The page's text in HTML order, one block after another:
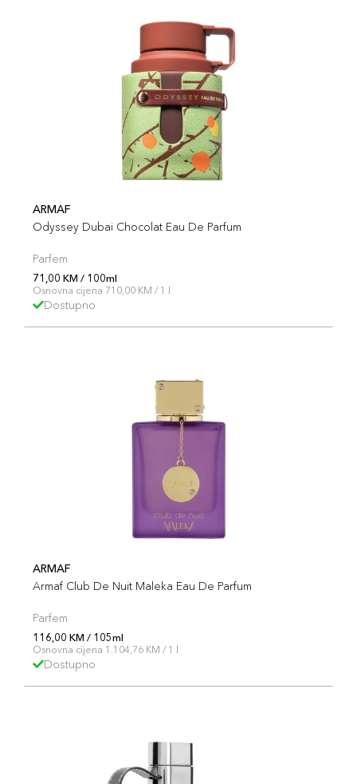
ARMAF
Odyssey Dubai Chocolat Eau De Parfum
Parfem
71,00 KM / 100ml
Osnovna cijena 710,00 KM / 1 l
Dostupno
ARMAF
Armaf Club De Nuit Maleka Eau De Parfum
Parfem
116,00 KM / 105ml
Osnovna cijena 1.104,76 KM / 1 l
Dostupno